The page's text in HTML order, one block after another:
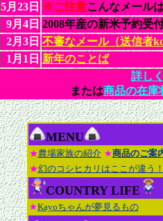
5月23日 ※ご注意こんなメール
9月4日 2008年産の新米予約受
2月3日 不審なメール（送信者
1月1日 新年のことば
詳し
または商品の在庫
MENU
★農場家族の紹介 ★商品のご案
★幻のコシヒカリはここが違う
COUNTRY LIFE
★Kayoちゃんが夢見るもの